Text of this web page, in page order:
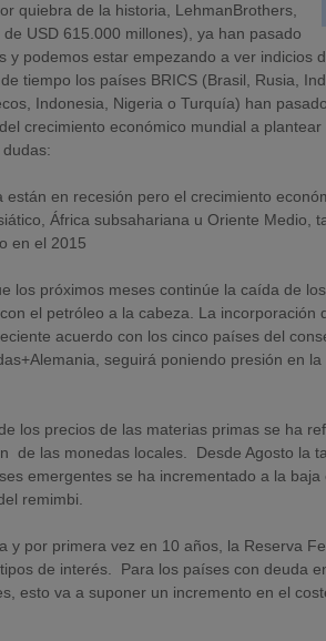
quiebra de la historia, LehmanBrothers,
USD 615.000 millones), ya han pasado
y podemos estar empezando a ver indicios
tiempo los países BRICS (Brasil, Rusia,
Indonesia, Nigeria o Turquía) han
crecimiento económico mundial a
están en recesión pero el crecimiento
África subsahariana u Oriente Medio,
en el 2015
los próximos meses continúe la caída de
el petróleo a la cabeza. La incorporación
acuerdo con los cinco países del
seguirá poniendo presión en
los precios de las materias primas se ha
de las monedas locales. Desde Agosto la
emergentes se ha incrementado a la
remimbi.
y por primera vez en 10 años, la Reserva
de interés. Para los países con deuda
esto va a suponer un incremento en el